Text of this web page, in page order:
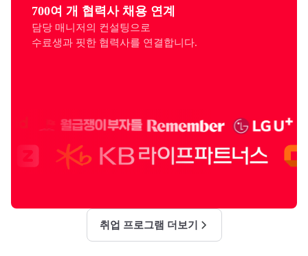
700여 개 협력사 채용 연계
담당 매니저의 컨설팅으로
수료생과 핏한 협력사를 연결합니다.
취업 프로그램 더보기